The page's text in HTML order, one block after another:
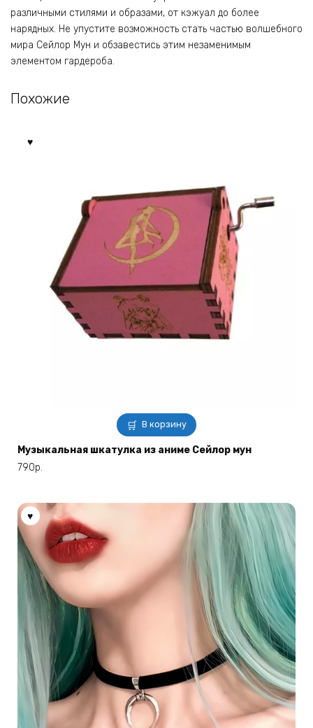
различными стилями и образами, от кэжуал до более
нарядных. Не упустите возможность стать частью волшебного
мира Сейлор Мун и обзавестись этим незаменимым
элементом гардероба.
Похожие
В корзину
Музыкальная шкатулка из аниме Сейлор мун
790р.